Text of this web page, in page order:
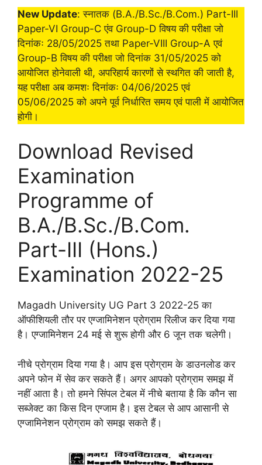
New Update: स्नातक (B.A./B.Sc./B.Com.) Part-III
Paper-VI Group-C एंव Group-D विषय की परीक्षा जो
दिनांकः 28/05/2025 तथा Paper-VIII Group-A एवं
Group-B विषय की परीक्षा जो दिनांक 31/05/2025 को
आयोजित होनेवाली थी, अपरिहार्य कारणों से स्थगित की जाती है,
यह परीक्षा अब कमशः दिनांकः 04/06/2025 एवं
05/06/2025 को अपने पूर्व निर्धारित समय एवं पाली में आयोजित
होगी।
Download Revised
Examination
Programme of
B.A./B.Sc./B.Com.
Part-III (Hons.)
Examination 2022-25
Magadh University UG Part 3 2022-25 का
ऑफीशियली तौर पर एग्जामिनेशन प्रोग्राम रिलीज कर दिया गया
है। एग्जामिनेशन 24 मई से शुरू होगी और 6 जून तक चलेगी।
नीचे प्रोग्राम दिया गया है। आप इस प्रोग्राम के डाउनलोड कर
अपने फोन में सेव कर सकते हैं। अगर आपको प्रोग्राम समझ में
नहीं आता है। तो हमने सिंपल टेबल में नीचे बताया है कि कौन सा
सब्जेक्ट का किस दिन एग्जाम है। इस टेबल से आप आसानी से
एग्जामिनेशन प्रोग्राम को समझ सकते हैं।